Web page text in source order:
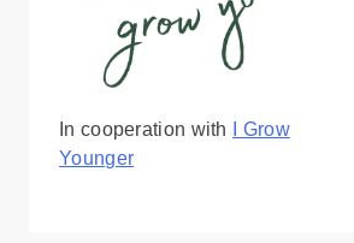
In cooperation with
I Grow
Younger